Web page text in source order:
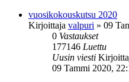
vuosikokouskutsu 2020
Kirjoittaja valpuri » 09
0 Vastaukset
177146 Luettu
Uusin viesti
09 Tammi 2020,